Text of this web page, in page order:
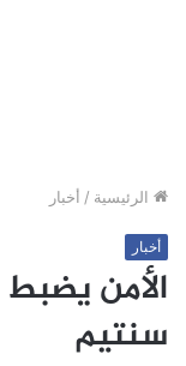
الرئيسية / أخبار
أخبار
سنتيم